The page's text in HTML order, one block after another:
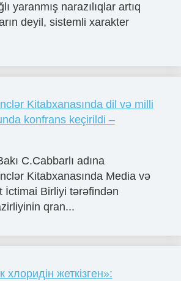
yaranmış narazılıqlar artıq
deyil, sistemli xarakter
Kitabxanasında dil və milli
konfrans keçirildi –
C.Cabbarlı adına
Kitabxanasında Media və
İctimai Birliyi tərəfindən
qran...
хлоридін жеткізген»: